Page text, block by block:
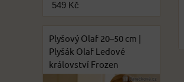
549 Kč
Plyšový Olaf 20–50 cm |
Plyšák Olaf Ledové
království Frozen